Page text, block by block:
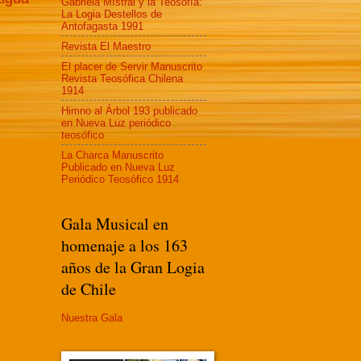
La Logia Destellos de
Antofagasta 1991
Revista El Maestro
El placer de Servir Manuscrito
Revista Teosófica Chilena
1914
Himno al Árbol 193 publicado
en Nueva Luz periódico
teosófico
La Charca Manuscrito
Publicado en Nueva Luz
Periódico Teosófico 1914
Gala Musical en
homenaje a los 163
años de la Gran Logia
de Chile
Nuestra Gala